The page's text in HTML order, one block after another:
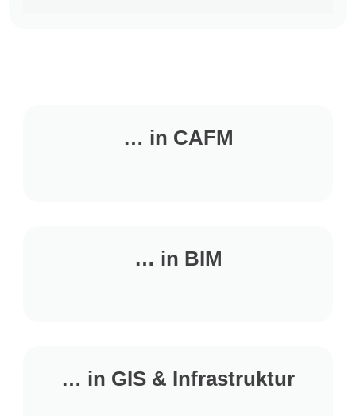
… in CAFM
… in BIM
… in GIS & Infrastruktur